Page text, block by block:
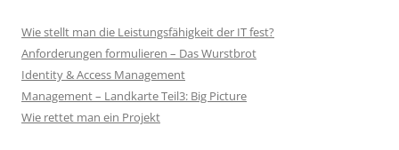
Wie stellt man die Leistungsfähigkeit der IT fest?
Anforderungen formulieren – Das Wurstbrot
Identity & Access Management
Management – Landkarte Teil3: Big Picture
Wie rettet man ein Projekt